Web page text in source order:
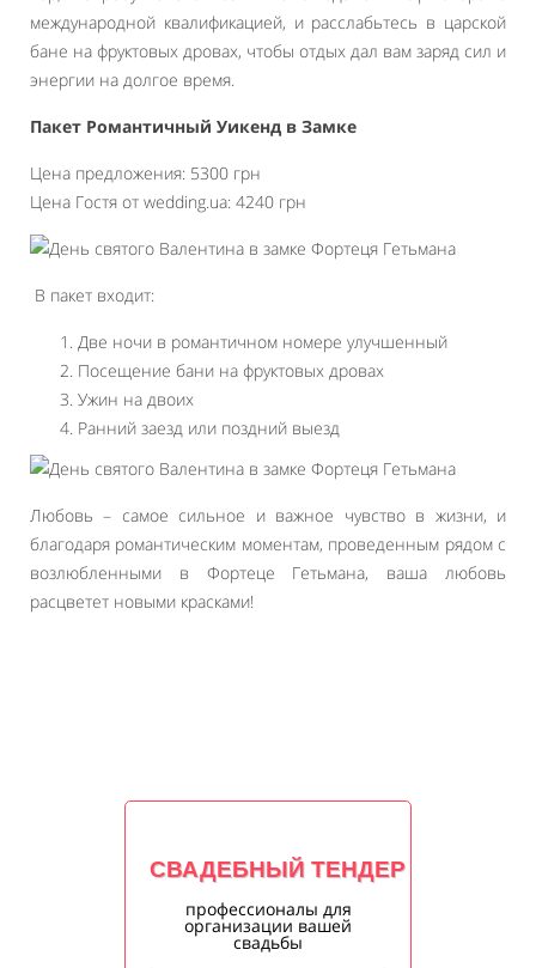
международной квалификацией, и расслабьтесь в царской
бане на фруктовых дровах, чтобы отдых дал вам заряд сил и
энергии на долгое время.
Пакет Романтичный Уикенд в Замке
Цена предложения: 5300 грн
Цена Гостя от wedding.ua: 4240 грн
В пакет входит:
Две ночи в романтичном номере улучшенный
Посещение бани на фруктовых дровах
Ужин на двоих
Ранний заезд или поздний выезд
Любовь – самое сильное и важное чувство в жизни, и
благодаря романтическим моментам, проведенным рядом с
возлюбленными в Фортеце Гетьмана, ваша любовь
расцветет новыми красками!
СВАДЕБНЫЙ ТЕНДЕР
профессионалы для
организации вашей
свадьбы